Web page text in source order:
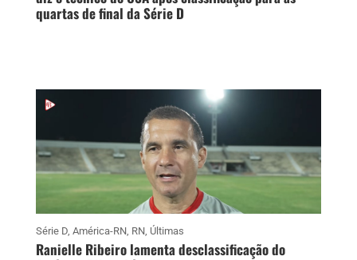
quartas de final da Série D
Série D, América-RN, RN, Últimas
Ranielle Ribeiro lamenta desclassificação do